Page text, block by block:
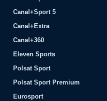
Canal+Sport 5
Canal+Extra
Canal+360
Eleven Sports
Polsat Sport
Polsat Sport Premium
Eurosport